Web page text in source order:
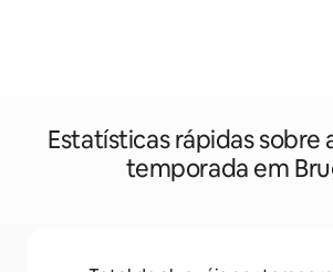
Estatísticas rápidas sobre
temporada em